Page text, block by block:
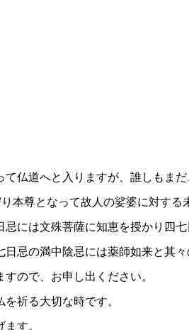
仏道へと入りますが、誰しもま
本尊となって故人の娑婆に対する
には文殊菩薩に知恵を授かり四
忌の満中陰忌には薬師如来と其
ので、お申し出ください。
祈る大切な時です。
す。